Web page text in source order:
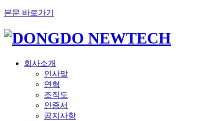
본문 바로가기
회사소개
인사말
연혁
조직도
인증서
공지사항